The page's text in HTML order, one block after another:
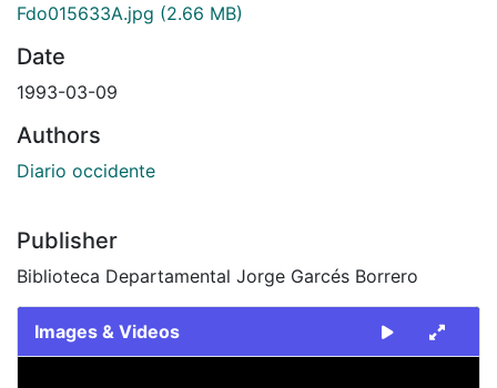
Fdo015633A.jpg (2.66 MB)
Date
1993-03-09
Authors
Diario occidente
Publisher
Biblioteca Departamental Jorge Garcés Borrero
Images & Videos